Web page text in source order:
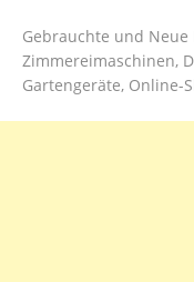
Gebrauchte und
Zimmereimaschinen,
Gartengeräte, Online-